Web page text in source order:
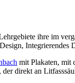
ihre im
mit Plakaten, mit
direkt an